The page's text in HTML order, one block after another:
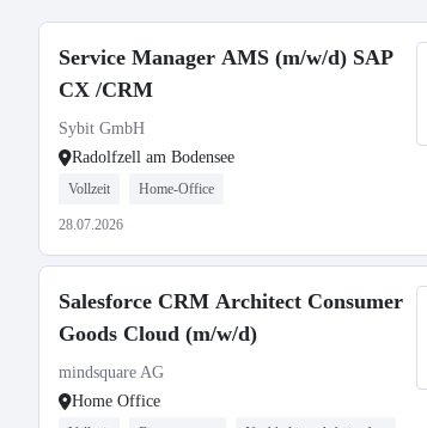
Service Manager AMS (m/w/d) SAP
CX /CRM
Sybit GmbH
Radolfzell am Bodensee
Vollzeit Home-Office
28.07.2026
Salesforce CRM Architect Consumer
Goods Cloud (m/w/d)
mindsquare AG
Home Office